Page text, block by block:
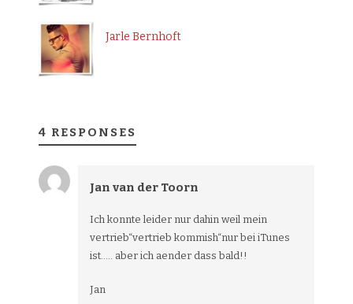
Jarle Bernhoft
4 RESPONSES
Jan van der Toorn
Ich konnte leider nur dahin weil mein
vertrieb“vertrieb kommish“nur bei iTunes
ist….. aber ich aender dass bald!!
Jan